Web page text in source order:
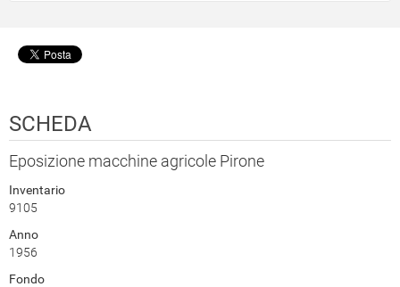
SCHEDA
Eposizione macchine agricole Pirone
Inventario
9105
Anno
1956
Fondo